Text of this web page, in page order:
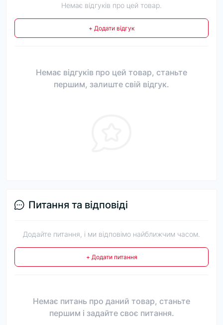
Немає відгуків про цей товар.
+ Додати відгук
Немає відгуків про цей товар, станьте
першим, залиште свій відгук.
Питання та відповіді
Додайте питання, і ми відповімо найближчим часом.
+ Додати питання
Немає питань про даний товар, станьте
першим і задайте своє питання.